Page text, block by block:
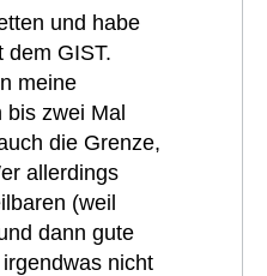
und habe
dem GIST.
meine
bis zwei Mal
die Grenze,
allerdings
(weil
dann gute
nicht